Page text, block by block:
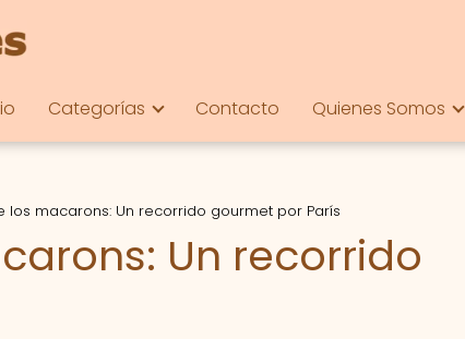
Categorías Contacto Quienes Somos
los macarons: Un recorrido gourmet por París
Un recorrido